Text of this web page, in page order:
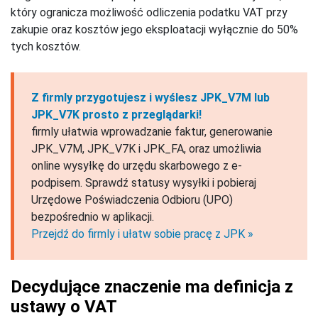
który ogranicza możliwość odliczenia podatku VAT przy
zakupie oraz kosztów jego eksploatacji wyłącznie do 50%
tych kosztów.
Z firmly przygotujesz i wyślesz JPK_V7M lub
JPK_V7K prosto z przeglądarki!
firmly ułatwia wprowadzanie faktur, generowanie
JPK_V7M, JPK_V7K i JPK_FA, oraz umożliwia
online wysyłkę do urzędu skarbowego z e-
podpisem. Sprawdź statusy wysyłki i pobieraj
Urzędowe Poświadczenia Odbioru (UPO)
bezpośrednio w aplikacji.
Przejdź do firmly i ułatw sobie pracę z JPK »
Decydujące znaczenie ma definicja z
ustawy o VAT